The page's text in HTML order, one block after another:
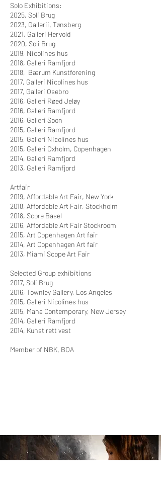
Solo Exhibitions:
2025, Soli Brug
2023, Gallerii, Tønsberg
2021, Galleri Hervold
2020, Soli Brug
2019, Nicolines hus
2018, Galleri Ramfjord
2018, Bærum Kunstforening
2017, Galleri Nicolines hus
2017, Galleri Osebro
2016, Galleri Røed Jeløy
2016, Galleri Ramfjord
2016, Galleri Soon
2015, Galleri Ramfjord
2015, Galleri Nicolines hus
2015, Galleri Oxholm, Copenhagen
2014, Galleri Ramfjord
2013, Galleri Ramfjord
Artfair
2019, Affordable Art Fair, New York
2018, Affordable Art Fair, Stockholm
2018, Score Basel
2016, Affordable Art Fair Stockroom
2015, Art Copenhagen Art fair
2014, Art Copenhagen Art fair
2013, Miami Scope Art Fair
Selected Group exhibitions
2017, Soli Brug
2016, Townley Gallery, Los Angeles
2015, Galleri Nicolines hus
2015, Mana Contemporary, New Jersey
2014, Galleri Ramfjord
2014, Kunst rett vest
Member of NBK, BOA